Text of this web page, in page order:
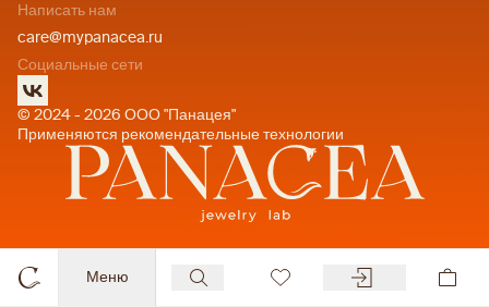
Меню
Написать нам
care@mypanacea.ru
Социальные сети
© 2024 - 2026 ООО "Панацея"
Применяются рекомендательные технологии